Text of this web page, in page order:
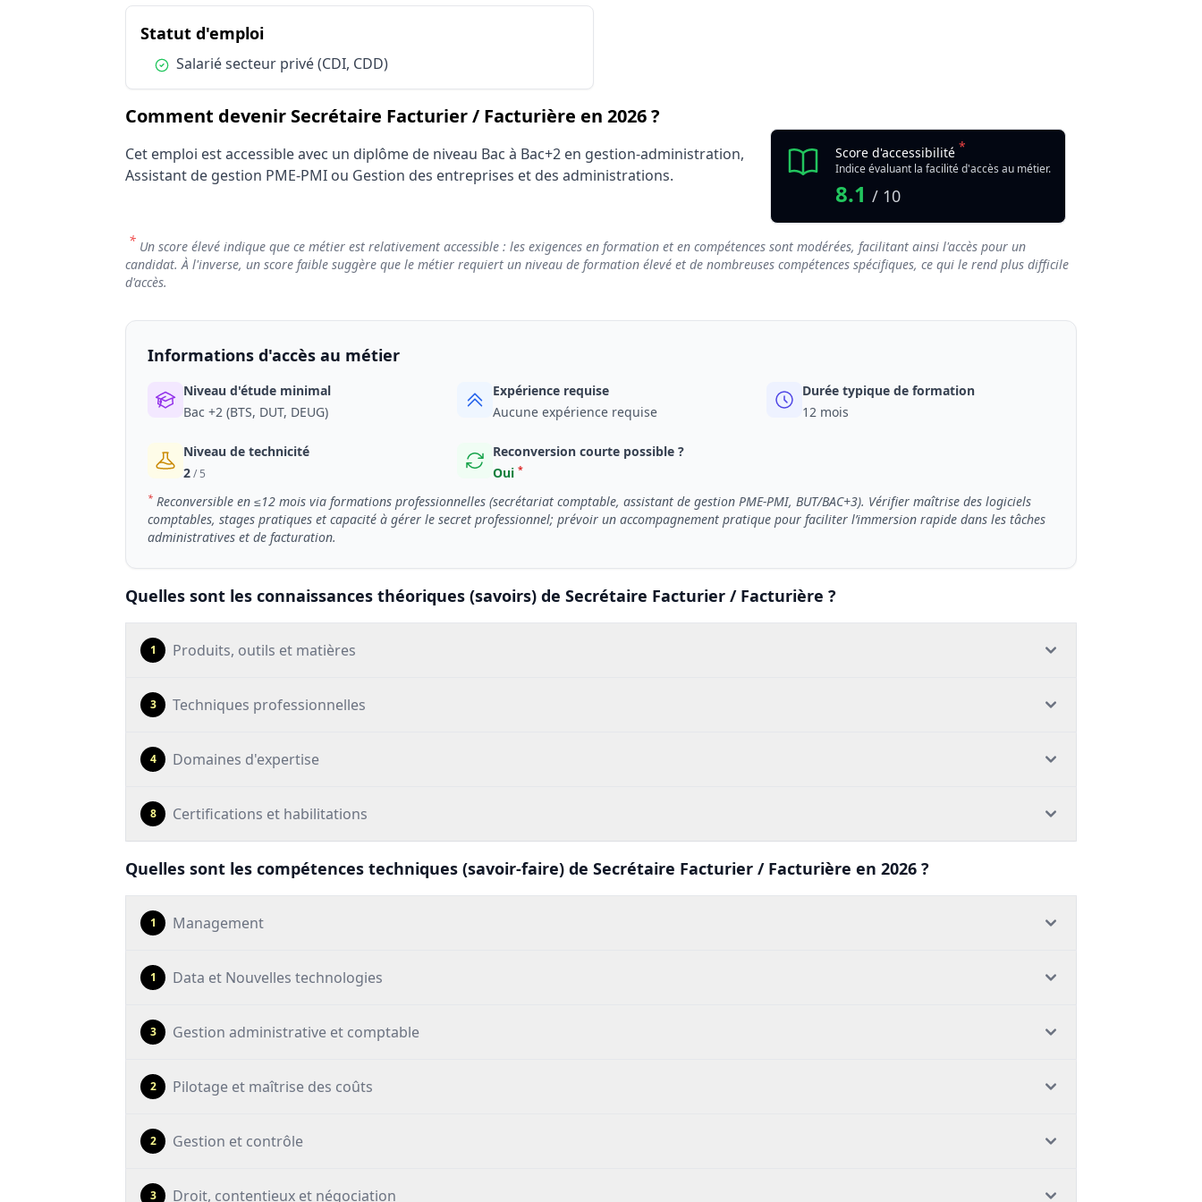
Statut d'emploi
Salarié secteur privé (CDI, CDD)
Statut d'emploidu métier Secrétaire Facturier / Facturière
Condition :
Salarié secteur privé (CDI, CDD)
Comment devenir Secrétaire Facturier / Facturière en 2026 ?
Cet emploi est accessible avec un diplôme de niveau Bac à Bac+2 en gestion-administration,
Assistant de gestion PME-PMI ou Gestion des entreprises et des administrations.
Score d'accessibilité *
Indice évaluant la facilité d'accès au métier.
8.1/ 10
* Un score élevé indique que ce métier est relativement accessible : les exigences en formation et en compétences sont modérées, facilitant ainsi l'accès pour un
candidat. À l'inverse, un score faible suggère que le métier requiert un niveau de formation élevé et de nombreuses compétences spécifiques, ce qui le rend plus difficile
d'accès.
Informations d'accès au métier
Niveau d'étude minimal
Bac +2 (BTS, DUT, DEUG)
Expérience requise
Aucune expérience requise
Durée typique de formation
12 mois
Niveau de technicité
2/ 5
Reconversion courte possible ?
Oui *
* Reconversible en ≤12 mois via formations professionnelles (secrétariat comptable, assistant de gestion PME-PMI, BUT/BAC+3). Vérifier maîtrise des logiciels
comptables, stages pratiques et capacité à gérer le secret professionnel; prévoir un accompagnement pratique pour faciliter l’immersion rapide dans les tâches
administratives et de facturation.
Quelles sont les connaissances théoriques (savoirs) de Secrétaire Facturier / Facturière ?
1 Produits, outils et matières
3 Techniques professionnelles
4 Domaines d'expertise
8 Certifications et habilitations
Quelles sont les compétences techniques (savoir-faire) de Secrétaire Facturier / Facturière en 2026 ?
1 Management
1 Data et Nouvelles technologies
3 Gestion administrative et comptable
2 Pilotage et maîtrise des coûts
2 Gestion et contrôle
3 Droit, contentieux et négociation